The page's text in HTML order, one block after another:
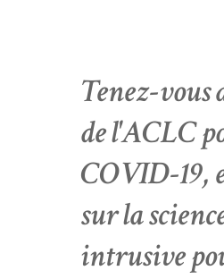
Appuyez sur Entrée
Tenez-
de l'ACLC
COVID-19,
sur la
intrusive